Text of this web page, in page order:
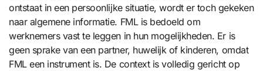
ontstaat in een persoonlijke situatie, wordt er toch gekeken
naar algemene informatie. FML is bedoeld om
werknemers vast te leggen in hun mogelijkheden. Er is
geen sprake van een partner, huwelijk of kinderen, omdat
FML een instrument is. De context is volledig gericht op